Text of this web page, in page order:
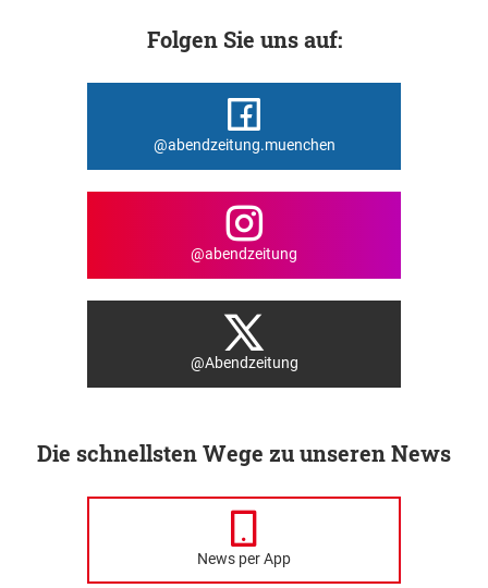
Folgen Sie uns auf:
@abendzeitung.muenchen
@abendzeitung
@Abendzeitung
Die schnellsten Wege zu unseren News
News per App